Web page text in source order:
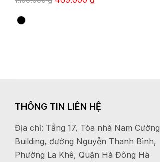
THÔNG TIN LIÊN HỆ
Địa chỉ: Tầng 17, Tòa nhà Nam Cường
Building, đường Nguyễn Thanh Bình,
Phường La Khê, Quận Hà Đông Hà